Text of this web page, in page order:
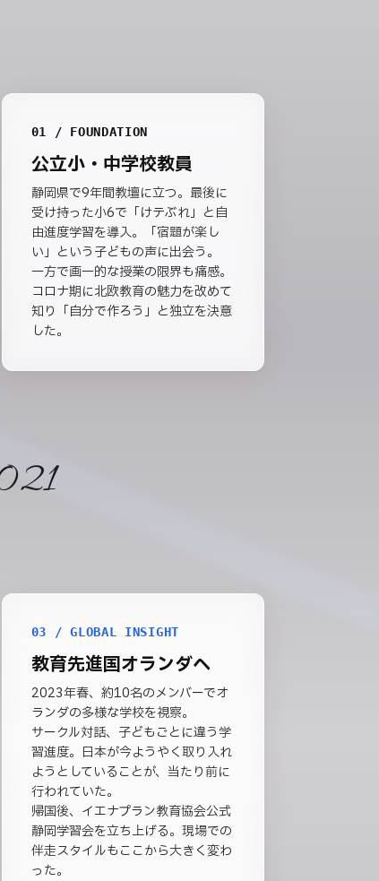
01 / FOUNDATION
公立小・中学校教員
静岡県で9年間教壇に立つ。最後に
受け持った小6で「けテぶれ」と自
由進度学習を導入。「宿題が楽し
い」という子どもの声に出会う。
一方で画一的な授業の限界も痛感。
コロナ期に北欧教育の魅力を改めて
知り「自分で作ろう」と独立を決意
した。
03 / GLOBAL INSIGHT
教育先進国オランダへ
2023年春、約10名のメンバーでオ
ランダの多様な学校を視察。
サークル対話、子どもごとに違う学
習進度。日本が今ようやく取り入れ
ようとしていることが、当たり前に
行われていた。
帰国後、イエナプラン教育協会公式
静岡学習会を立ち上げる。現場での
伴走スタイルもここから大きく変わ
った。